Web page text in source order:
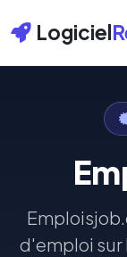
Logiciel
d'emploi sur